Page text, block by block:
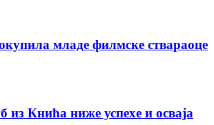
младе филмске ствараоце
Кнића ниже успехе и осваја